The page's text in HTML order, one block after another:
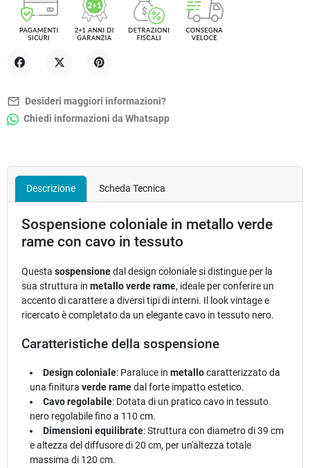
mail_outline Desideri maggiori informazioni?
Chiedi informazioni da Whatsapp
Descrizione Scheda Tecnica
Sospensione coloniale in metallo verde
rame con cavo in tessuto
Questa sospensionedal design coloniale si distingue per la
sua struttura in metallo verde rame, ideale per conferire un
accento di carattere a diversi tipi di interni. Il look vintage e
ricercato è completato da un elegante cavo in tessuto nero.
Caratteristiche della sospensione
Design coloniale: Paraluce inmetallocaratterizzato da
una finitura verde ramedal forte impatto estetico.
Cavo regolabile: Dotata di un pratico cavo in tessuto
nero regolabile fino a 110 cm.
Dimensioni equilibrate: Struttura con diametro di 39 cm
e altezza del diffusore di 20 cm, per un'altezza totale
massima di 120 cm.